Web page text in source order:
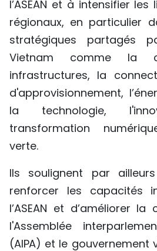
l’ASEAN et à intensifier
régionaux, en particulier
stratégiques partagés
Vietnam comme la
infrastructures, la
d'approvisionnement,
la technologie,
transformation
verte.
Ils soulignent par
renforcer les capacités
l’ASEAN et d’améliorer
l'Assemblée
(AIPA) et le gouvernement